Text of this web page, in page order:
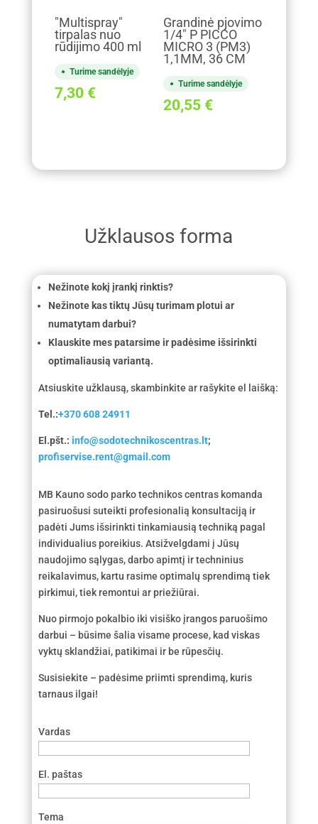
"Multispray"
tirpalas nuo
rūdijimo 400 ml
Turime sandėlyje
7,30 €
Grandinė pjovimo
1/4" P PICCO
MICRO 3 (PM3)
1,1MM, 36 CM
Turime sandėlyje
20,55 €
Užklausos forma
Nežinote kokį įrankį rinktis?
Nežinote kas tiktų Jūsų turimam plotui ar
numatytam darbui?
Klauskite mes patarsime ir padėsime išsirinkti
optimaliausią variantą.
Atsiuskite užklausą, skambinkite ar rašykite el laišką:
Tel.:+370 608 24911
El.pšt.: info@sodotechnikoscentras.lt;
profiservise.rent@gmail.com
MB Kauno sodo parko technikos centras komanda
pasiruošusi suteikti profesionalią konsultaciją ir
padėti Jums išsirinkti tinkamiausią techniką pagal
individualius poreikius. Atsižvelgdami į Jūsų
naudojimo sąlygas, darbo apimtį ir techninius
reikalavimus, kartu rasime optimalų sprendimą tiek
pirkimui, tiek remontui ar priežiūrai.
Nuo pirmojo pokalbio iki visiško įrangos paruošimo
darbui – būsime šalia visame procese, kad viskas
vyktų sklandžiai, patikimai ir be rūpesčių.
Susisiekite – padėsime priimti sprendimą, kuris
tarnaus ilgai!
Vardas
El. paštas
Tema